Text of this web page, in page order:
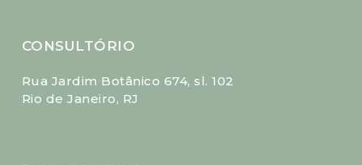
CONSULTÓRIO
Rua Jardim Botânico 674, sl. 102
Rio de Janeiro, RJ